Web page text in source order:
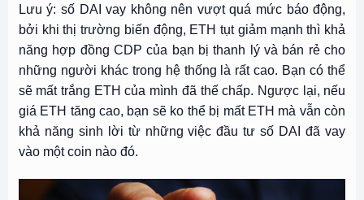
Lưu ý: số DAI vay không nên vượt quá mức báo động,
bởi khi thị trường biến động, ETH tụt giảm mạnh thì khả
năng hợp đồng CDP của bạn bị thanh lý và bán rẻ cho
những người khác trong hệ thống là rất cao. Bạn có thể
sẽ mất trắng ETH của mình đã thế chấp. Ngược lại, nếu
giá ETH tăng cao, bạn sẽ ko thể bị mất ETH mà vẫn còn
khả năng sinh lời từ những việc đầu tư số DAI đã vay
vào một coin nào đó.